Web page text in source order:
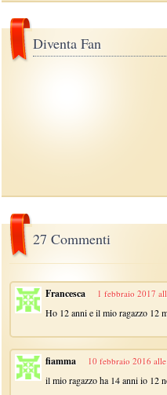
Diventa Fan
27 Commenti
Francesca 1 febbraio 2017
Ho 12 anni e il mio ragazzo 12
fiamma 10 febbraio 2016
il mio ragazzo ha 14 anni io 12